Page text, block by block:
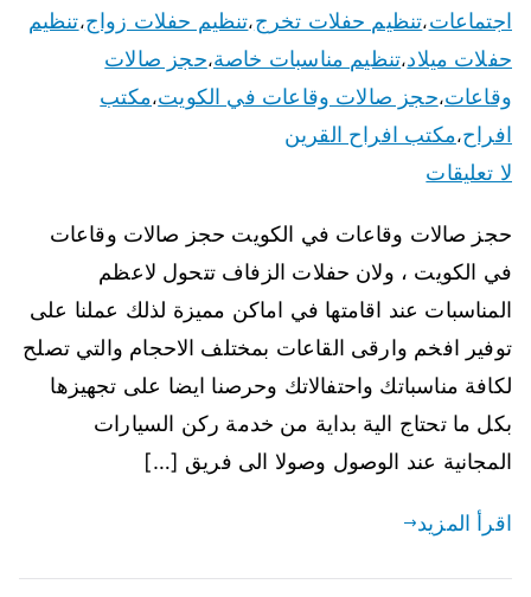
اجتماعات،تنظيم حفلات تخرج،تنظيم حفلات زواج،تنظيم
حفلات ميلاد،تنظيم مناسبات خاصة،حجز صالات
وقاعات،حجز صالات وقاعات في الكويت،مكتب
افراح،مكتب افراح القرين
لا تعليقات
حجز صالات وقاعات في الكويت حجز صالات وقاعات
في الكويت ، ولان حفلات الزفاف تتحول لاعظم
المناسبات عند اقامتها في اماكن مميزة لذلك عملنا على
توفير افخم وارقى القاعات بمختلف الاحجام والتي تصلح
لكافة مناسباتك واحتفالاتك وحرصنا ايضا على تجهيزها
بكل ما تحتاج الية بداية من خدمة ركن السيارات
المجانية عند الوصول وصولا الى فريق […]
اقرأ المزيد